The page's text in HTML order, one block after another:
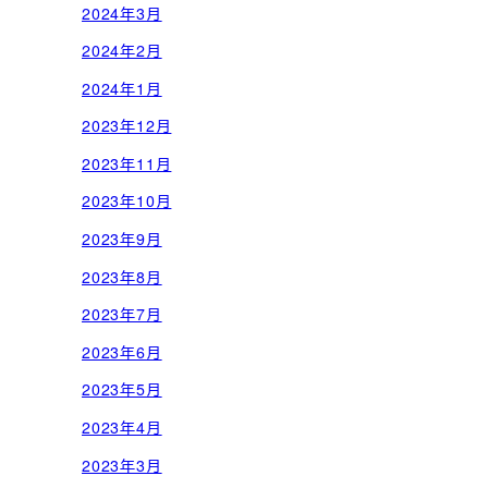
2024年3月
2024年2月
2024年1月
2023年12月
2023年11月
2023年10月
2023年9月
2023年8月
2023年7月
2023年6月
2023年5月
2023年4月
2023年3月